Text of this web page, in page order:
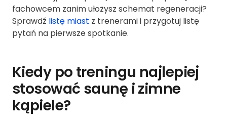
fachowcem zanim ułożysz schemat regeneracji?
Sprawdź listę miast z trenerami i przygotuj listę
pytań na pierwsze spotkanie.
Kiedy po treningu najlepiej
stosować saunę i zimne
kąpiele?